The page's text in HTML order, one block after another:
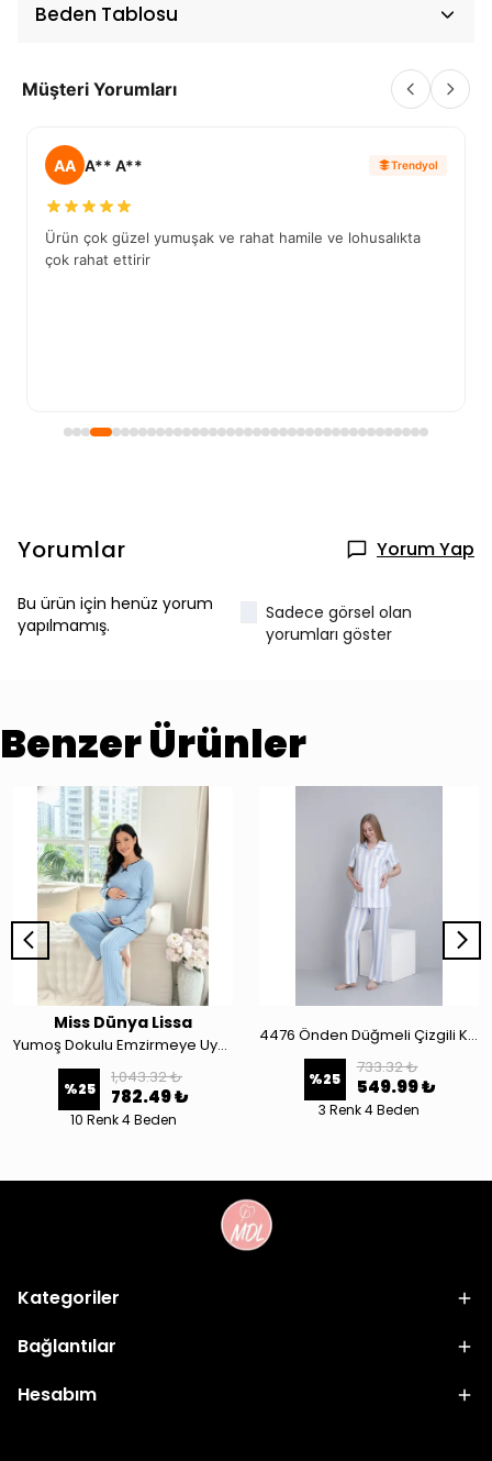
Beden Tablosu
Yorumlar Yorum Yap
Bu ürün için henüz yorum
yapılmamış.
Sadece görsel olan
yorumları göster
Benzer Ürünler
Miss Dünya Lissa
Yumoş Dokulu Emzirmeye Uygun Ayarlanabilir Bel Destekli Hamile ve Lohusa Konfor Pijama Takımı 4546
%25
1,043.32 ₺
782.49 ₺
10 Renk 4 Beden
4476 Önden Düğmeli Çizgili Kısa Kol Ayarlanabilir Bel Lastikli Hamile ve Lohusa Pijama Takımı
%25
733.32 ₺
549.99 ₺
3 Renk 4 Beden
Kategoriler
Bağlantılar
Hesabım